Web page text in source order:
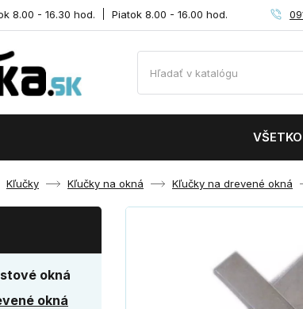
8.00 - 16.30 hod. Piatok 8.00 - 16.00 hod.
Kľučky Kľučky na okná Kľučky na drevené okná
okná
okná